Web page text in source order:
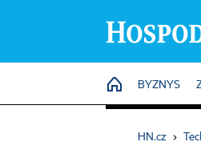
HOME
BYZNYS
HN.cz ›